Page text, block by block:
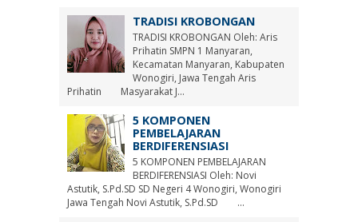
TRADISI KROBONGAN
TRADISI KROBONGAN Oleh: Aris
Prihatin SMPN 1 Manyaran,
Kecamatan Manyaran, Kabupaten
Wonogiri, Jawa Tengah Aris
Prihatin Masyarakat J...
5 KOMPONEN
PEMBELAJARAN
BERDIFERENSIASI
5 KOMPONEN PEMBELAJARAN
BERDIFERENSIASI Oleh: Novi
Astutik, S.Pd.SD SD Negeri 4 Wonogiri, Wonogiri
Jawa Tengah Novi Astutik, S.Pd.SD ...